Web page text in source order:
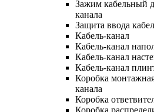
Зажим кабельный
канала
Защита ввода
Кабель-канал
Кабель-канал
Кабель-канал
Кабель-канал
Коробка
канала
Коробка
Коробка